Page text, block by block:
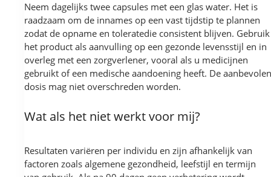
Neem dagelijks twee capsules met een glas water. Het is
raadzaam om de innames op een vast tijdstip te plannen
zodat de opname en toleratedie consistent blijven. Gebruik
het product als aanvulling op een gezonde levensstijl en in
overleg met een zorgverlener, vooral als u medicijnen
gebruikt of een medische aandoening heeft. De aanbevolen
dosis mag niet overschreden worden.
Wat als het niet werkt voor mij?
Resultaten variëren per individu en zijn afhankelijk van
factoren zoals algemene gezondheid, leefstijl en termijn